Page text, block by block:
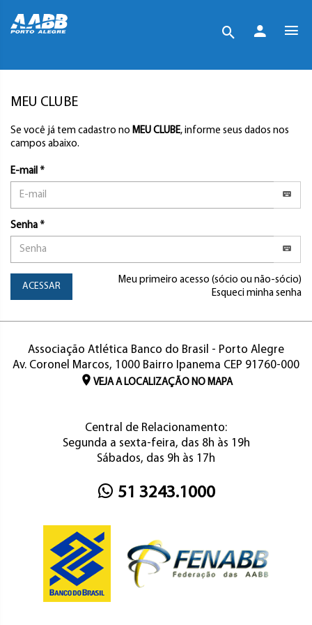
MEU CLUBE
Se você já tem cadastro no MEU CLUBE, informe seus dados nos
campos abaixo.
E-mail *
Senha *
ACESSAR
Meu primeiro acesso (sócio ou não-sócio)
Esqueci minha senha
Associação Atlética Banco do Brasil - Porto Alegre
Av. Coronel Marcos, 1000 Bairro Ipanema CEP 91760-000
VEJA A LOCALIZAÇÃO NO MAPA
Central de Relacionamento:
Segunda a sexta-feira, das 8h às 19h
Sábados, das 9h às 17h
51 3243.1000